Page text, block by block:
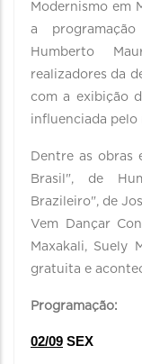
Modernismo em
a
Humberto
realizadores da
com a exibição
influenciada
Dentre as obras
Brasil", de
Brazileiro", de
Vem Dançar
Maxakali, Suely
gratuita e
Programação:
02/09 SEX